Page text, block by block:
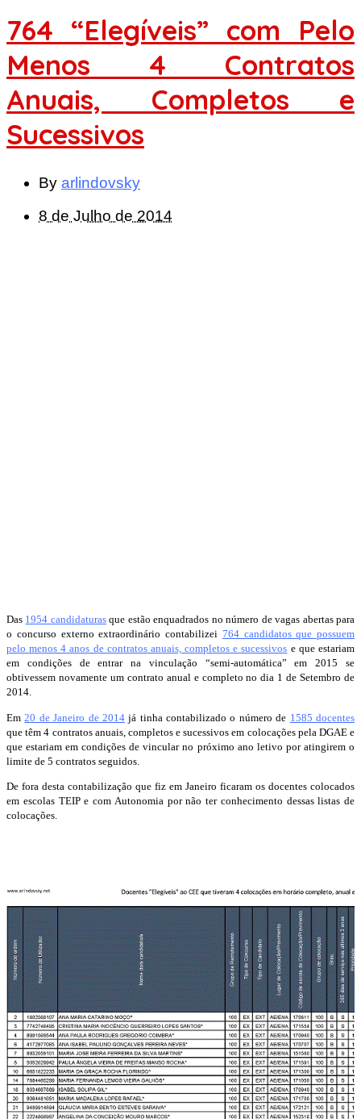
764 “Elegíveis” com Pelo
Menos 4 Contratos
Anuais, Completos e
Sucessivos
By arlindovsky
8 de Julho de 2014
Das 1954 candidaturasque estão enquadrados no número de vagas abertas para
o concurso externo extraordinário contabilizei 764 candidatos que possuem
pelo menos 4 anos de contratos anuais, completos e sucessivos e que estariam
em condições de entrar na vinculação “semi-automática” em 2015 se
obtivessem novamente um contrato anual e completo no dia 1 de Setembro de
2014.
Em20 de Janeiro de 2014já tinha contabilizado o número de 1585 docentes
que têm 4 contratos anuais, completos e sucessivos em colocações pela DGAE e
que estariam em condições de vincular no próximo ano letivo por atingirem o
limite de 5 contratos seguidos.
De fora desta contabilização que fiz em Janeiro ficaram os docentes colocados
em escolas TEIP e com Autonomia por não ter conhecimento dessas listas de
colocações.